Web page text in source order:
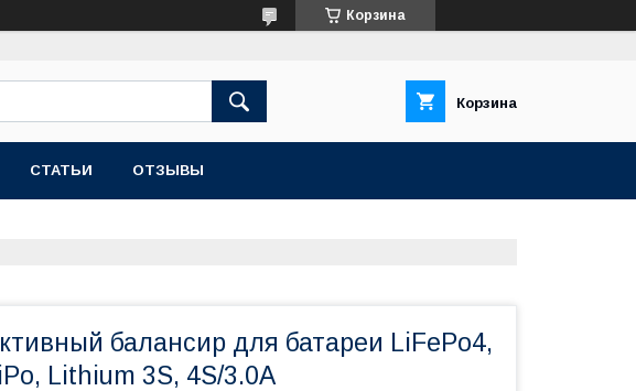
Корзина
Корзина
СТАТЬИ ОТЗЫВЫ
балансир для батареи LiFePo4,
Lithium 3S, 4S/3.0A